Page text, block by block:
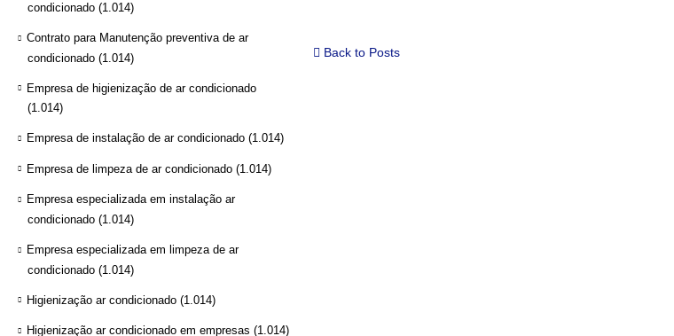
Back to Posts
condicionado (1.014)
Contrato para Manutenção preventiva de ar
condicionado (1.014)
Empresa de higienização de ar condicionado
(1.014)
Empresa de instalação de ar condicionado (1.014)
Empresa de limpeza de ar condicionado (1.014)
Empresa especializada em instalação ar
condicionado (1.014)
Empresa especializada em limpeza de ar
condicionado (1.014)
Higienização ar condicionado (1.014)
Higienização ar condicionado em empresas (1.014)